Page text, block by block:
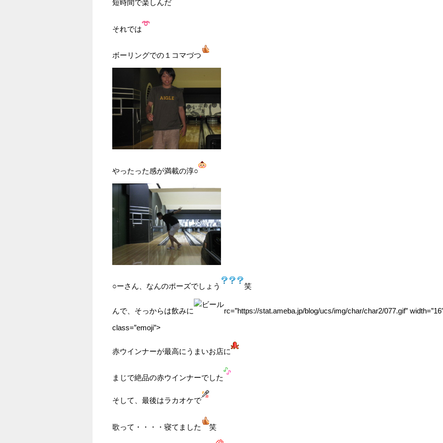
短時間で楽しんだ
それでは
ボーリングでの１コマづつ
やったった感が満載の淳○
○ーさん、なんのポーズでしょう 笑
んで、そっからは飲みに rc=”https://stat.ameba.jp/blog/ucs/img/char/char2/077.gif”
class=”emoji”>
赤ウインナーが最高にうまいお店に
まじで絶品の赤ウインナーでした
そして、最後はラカオケで
歌って・・・・寝てました 笑